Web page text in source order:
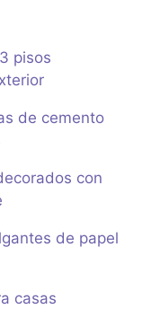
pisos
de cemento
con
de papel
casas